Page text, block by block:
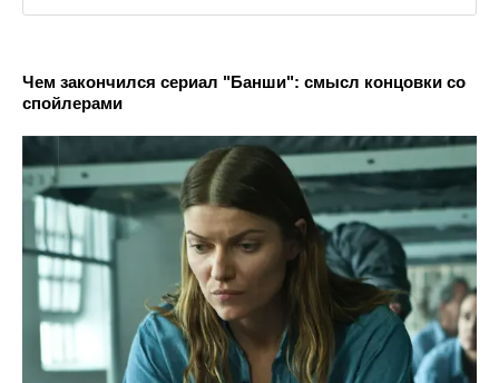
Чем закончился сериал "Банши": смысл концовки со
спойлерами